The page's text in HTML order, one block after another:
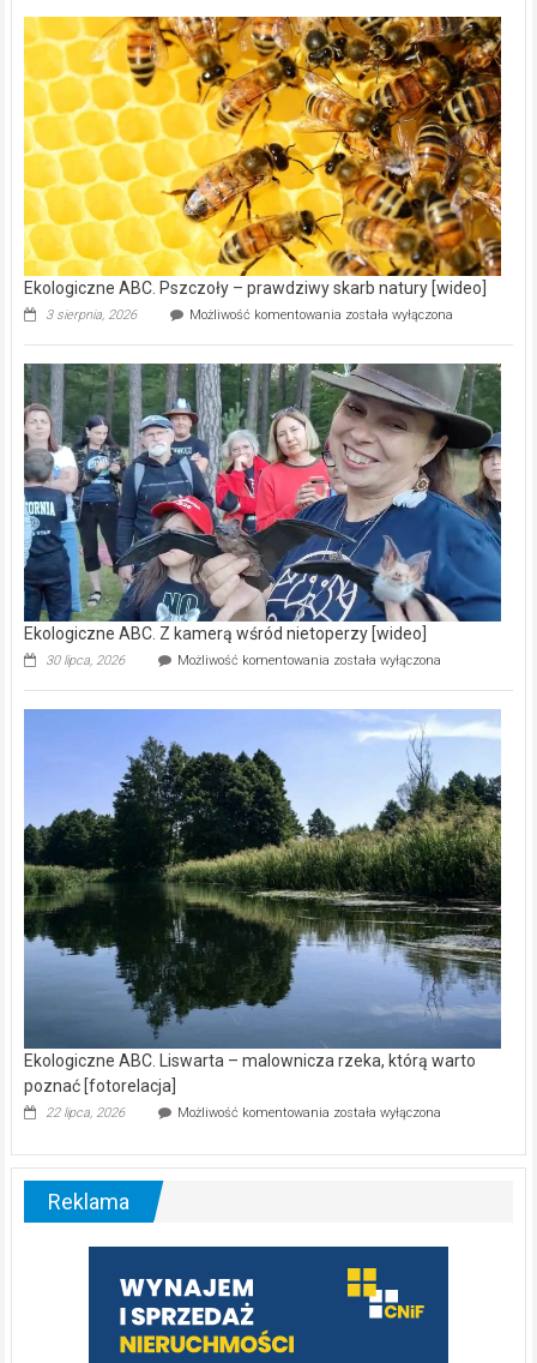
Wręczyca
Wielka
z
dofinansowaniem
ponad
15,6
mln
na
modernizację
oczyszczalni
ścieków
[wideo]
Ekologiczne ABC. Pszczoły – prawdziwy skarb natury [wideo]
3 sierpnia, 2026 Możliwość komentowania Ekologiczne
–
prawdziwy
skarb
natury
[wideo]
została wyłączona
Ekologiczne ABC. Z kamerą wśród nietoperzy [wideo]
30 lipca, 2026 Możliwość komentowania Ekologiczne
kamerą
wśród
została wyłączona
Ekologiczne ABC. Liswarta – malownicza rzeka, którą warto
poznać [fotorelacja]
22 lipca, 2026 Możliwość komentowania Ekologiczne
–
warto
poznać
[fotorelacja]
została wyłączona
Reklama